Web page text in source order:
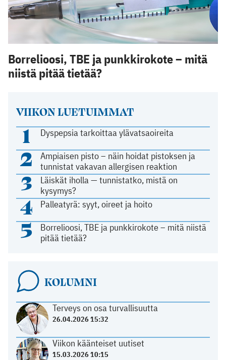
VIIKON LUETUIMMAT
1 Dyspepsia tarkoittaa ylävatsaoireita
2
Ampiaisen pisto – näin hoidat pistoksen ja
tunnistat vakavan allergisen reaktion
3
Läiskät iholla — tunnistatko, mistä on
kysymys?
4 Palleatyrä: syyt, oireet ja hoito
5
Borrelioosi, TBE ja punkkirokote – mitä niistä
pitää tietää?
KOLUMNI
Terveys on osa turvallisuutta
26.04.2026 15:32
Viikon käänteiset uutiset
15.03.2026 10:15
Borrelioosi, TBE ja punkkirokote – mitä
niistä pitää tietää?